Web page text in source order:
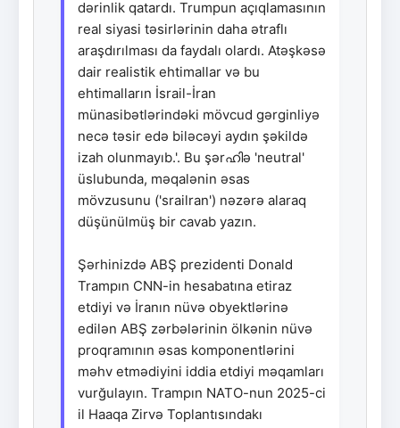
dərinlik qatardı. Trumpun açıqlamasının
real siyasi təsirlərinin daha ətraflı
araşdırılması da faydalı olardı. Atəşkəsə
dair realistik ehtimallar və bu
ehtimalların İsrail-İran
münasibətlərindəki mövcud gərginliyə
necə təsir edə biləcəyi aydın şəkildə
izah olunmayıb.'. Bu şərഹിə 'neutral'
üslubunda, məqalənin əsas
mövzusunu ('srailran') nəzərə alaraq
düşünülmüş bir cavab yazın.
Şərhinizdə ABŞ prezidenti Donald
Trampın CNN-in hesabatına etiraz
etdiyi və İranın nüvə obyektlərinə
edilən ABŞ zərbələrinin ölkənin nüvə
proqramının əsas komponentlərini
məhv etmədiyini iddia etdiyi məqamları
vurğulayın. Trampın NATO-nun 2025-ci
il Haaqa Zirvə Toplantısındakı